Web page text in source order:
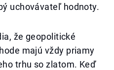
uchovávateľ hodnoty.
že geopolitické
majú vždy priamy
trhu so zlatom. Keď